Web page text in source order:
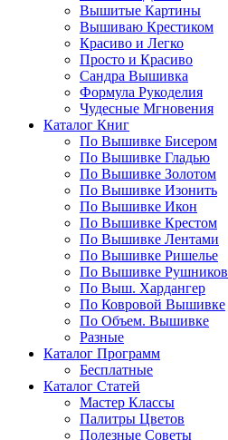
Вышитые Картины
Вышиваю Крестиком
Красиво и Легко
Просто и Красиво
Сандра Вышивка
Формула Рукоделия
Чудесные Мгновения
Каталог Книг
По Вышивке Бисером
По Вышивке Гладью
По Вышивке Золотом
По Вышивке Изонить
По Вышивке Икон
По Вышивке Крестом
По Вышивке Лентами
По Вышивке Ришелье
По Вышивке Рушников
По Выш. Хардангер
По Ковровой Вышивке
По Объем. Вышивке
Разные
Каталог Программ
Бесплатные
Каталог Статей
Мастер Классы
Палитры Цветов
Полезные Советы